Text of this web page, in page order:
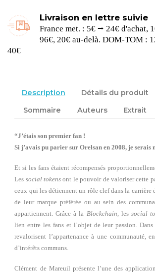
Livraison en lettre suivie
France met. : 5€ ⭢ 24€ d'achat,
96€, 20€ au-delà. DOM-TOM :
40€
Description
Détails du produit
Sommaire
Auteurs Extrait
“J’étais son premier fan !
Si j’avais pu parier sur Orelsan en 2008, je
Et si les fans étaient récompensés
Les social tokensont le pouvoir de valoriser cette
ceux qui les détiennent un rôle clef dans la carrière
de leur marque préférée ou au sein des
appartiennent. Grâce à la Blockchain, les social
lien entre les fans et l’objet de leur passion.
revalorisent l’appartenance à une communauté,
d’intérêts communs.
Clément de Mareuil présente l’une des